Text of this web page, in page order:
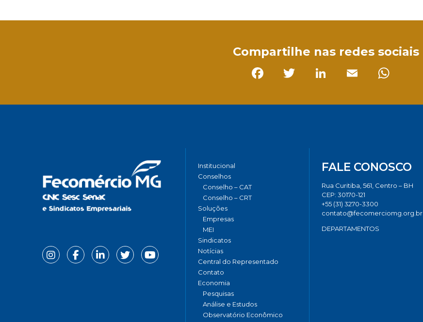
Compartilhe nas redes sociais
Institucional
Conselhos
Conselho – CAT
Conselho – CRT
Soluções
Empresas
MEI
Sindicatos
Notícias
Central do Representado
Contato
Economia
Pesquisas
Análise e Estudos
Observatório Econômico
FALE CONOSCO
Rua Curitiba, 561, Centro – BH
CEP: 30170-121
+55 (31) 3270-3300
contato@fecomerciomg.org.br
DEPARTAMENTOS